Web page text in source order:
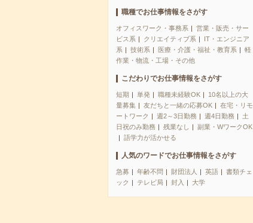
職種でお仕事情報をさがす
オフィスワーク・事務系
営業・販売・サー
ビス系
クリエイティブ系
IT・エンジニア
系
技術系 医療・介護・福祉・教育系
軽
作業・物流・工場・その他
こだわりでお仕事情報をさがす
短期 単発 職種未経験OK
10名以上の大
量募集
友だちと一緒の応募OK
在宅・リモ
ートワーク
週2～3日勤務 週4日勤務
土
日祝のみ勤務
残業なし
副業・WワークOK
語学力が活かせる
人気のワードでお仕事情報をさがす
急募 年齢不問 財団法人 英語
書類チェ
ック
テレビ局 封入 大学